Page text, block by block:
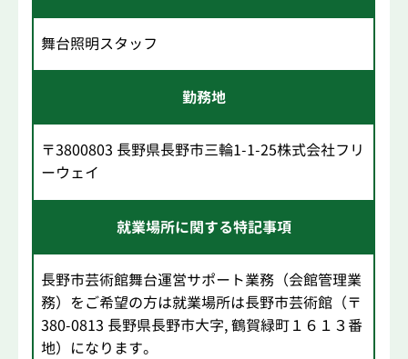
舞台照明スタッフ
勤務地
〒3800803 長野県長野市三輪1-1-25株式会社フリ
ーウェイ
就業場所に関する特記事項
長野市芸術館舞台運営サポート業務（会館管理業
務）をご希望の方は就業場所は長野市芸術館（〒
380-0813 長野県長野市大字, 鶴賀緑町１６１３番
地）になります。